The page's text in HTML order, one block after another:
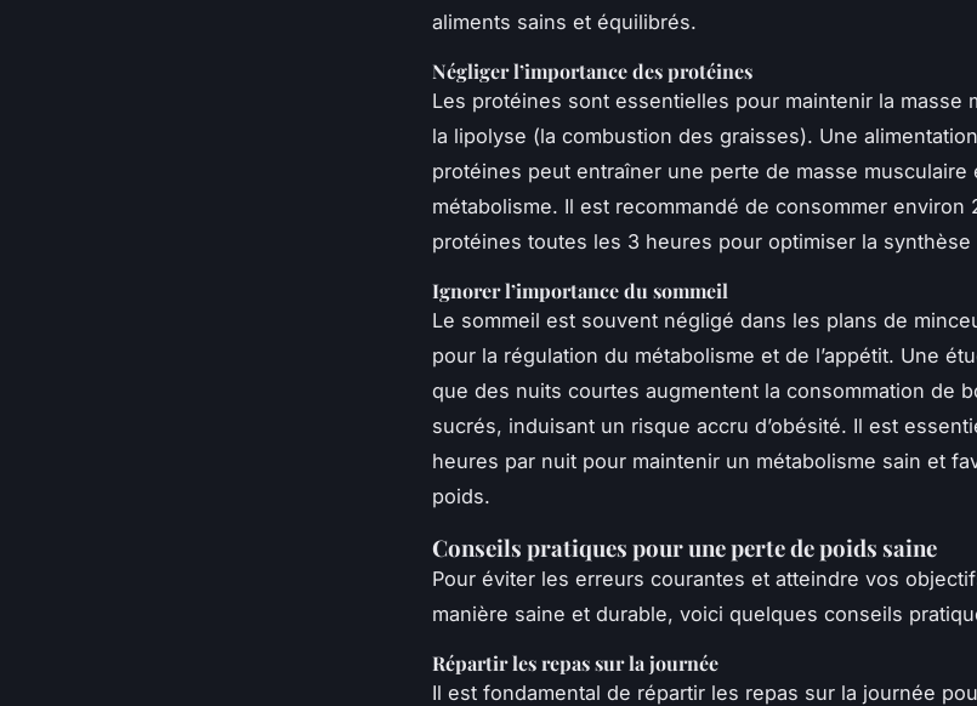
aliments sains et équilibrés.
Négliger l’importance des protéines
Les protéines sont essentielles pour maintenir la masse
la lipolyse (la combustion des graisses). Une
protéines peut entraîner une perte de masse musculaire
métabolisme. Il est recommandé de consommer environ
protéines toutes les 3 heures pour optimiser la synthèse
Ignorer l’importance du sommeil
Le sommeil est souvent négligé dans les plans de
pour la régulation du métabolisme et de l’appétit. Une
que des nuits courtes augmentent la consommation de
sucrés, induisant un risque accru d’obésité. Il est
heures par nuit pour maintenir un métabolisme sain et
poids.
Conseils pratiques pour une perte de poids saine
Pour éviter les erreurs courantes et atteindre vos
manière saine et durable, voici quelques conseils
Répartir les repas sur la journée
Il est fondamental de répartir les repas sur la journée